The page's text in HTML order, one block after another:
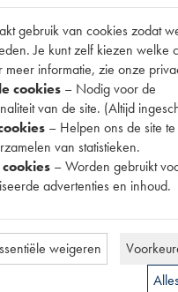
€2,17excl. btw)
gebruik van cookies zodat
Je kunt zelf kiezen welke
meer informatie, zie onze
cookies – Nodig voor de
van de site. (Altijd
– Helpen ons de site
van statistieken.
– Worden gebruikt
advertenties en inhoud.
weigeren